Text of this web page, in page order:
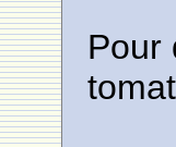
Pour